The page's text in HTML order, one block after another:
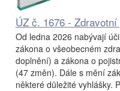
ÚZ č. 1676 -
Od ledna 2026 nabývají
zákona o všeobecném
doplnění) a zákona o
(47 změn). Dále s mění
některé důležité vyhlášky.